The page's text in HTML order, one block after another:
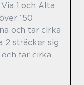
1 och Alta
150
och tar cirka
2 sträcker sig
tar cirka